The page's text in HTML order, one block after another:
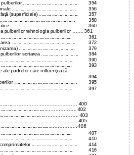
............................................
354
....................................................
356
(superficiale) ................................
357
358
.....................................................
360
pulberilor tehnologia pulberilor ……. 361
361
....................................................
372
..............................................
379
sortarea ..............................
384
390
393
ale pudrelor care influenţează
394
...................................................
395
397
400
402
403
405
........................................…………….. 406
407
410
.....................................
414
416